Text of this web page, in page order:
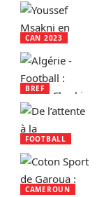
CAN 2023
BREF
FOOTBALL
CAMEROUN